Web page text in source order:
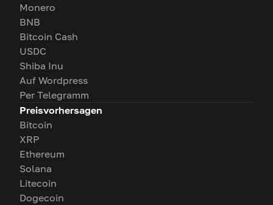
Monero
BNB
Bitcoin Cash
USDC
Shiba Inu
Auf Wordpress
Per Telegramm
Preisvorhersagen
Bitcoin
XRP
Ethereum
Solana
Litecoin
Dogecoin